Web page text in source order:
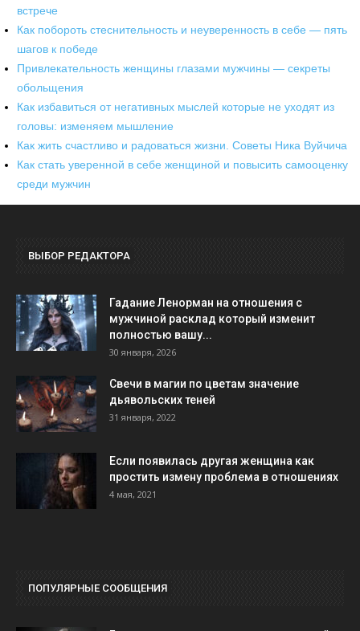
встрече
Как побороть стеснительность и неуверенность в себе — пять
шагов к победе
Привлекательность женщины глазами мужчины — секреты
обольщения
Как избавиться от негативных мыслей которые не уходят из
головы: изменяем мышление
Как жить счастливо и радоваться жизни. Советы Ника Вуйчича
Как стать уверенной в себе женщиной и повысить самооценку
среди мужчин
ВЫБОР РЕДАКТОРА
Гадание Ленорман на отношения с
мужчиной расклад который изменит
полностью вашу...
30 января, 2026
Свечи в магии по цветам значение
дьявольских теней
31 января, 2022
Если появилась другая женщина как
простить измену проблема в отношениях
4 мая, 2021
ПОПУЛЯРНЫЕ СООБЩЕНИЯ